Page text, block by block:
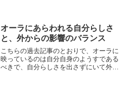
オーラにあらわれる自分らしさ
と、外からの影響のバランス
こちらの過去記事のとおりで、オーラに
映っているのは自分自身のようすである
べきで、自分らしさを出さずにいて外の